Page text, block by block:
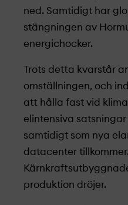
ned. Samtidigt har
stängningen av
energichocker.
Trots detta kvarstår
omställningen, och
att hålla fast vid
elintensiva
samtidigt som nya
datacenter
produktion dröjer.